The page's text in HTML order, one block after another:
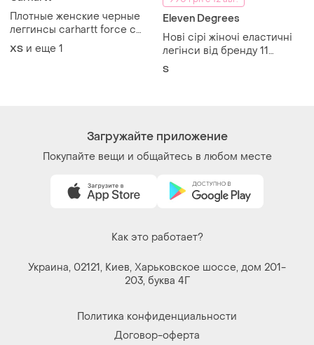
Плотные женские черные
леггинсы carhartt force с
карманами
ХS и еще 1
Eleven Degrees
Нові сірі жіночі еластичні
легінси від бренду 11
degrees мають
S
Загружайте приложение
Покупайте вещи и общайтесь в любом месте
Как это работает?
Украина, 02121, Киев, Харьковское шоссе, дом 201-
203, буква 4Г
Политика конфиденциальности
Договор-оферта